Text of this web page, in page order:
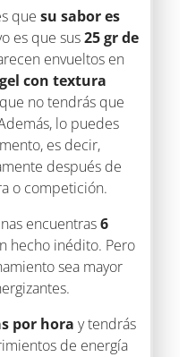
quesu sabor es
es que sus25 gr de
envueltos en
con textura
no tendrás que
lo puedes
es decir,
después de
o competición.
encuentras6
hecho inédito. Pero
sea mayor
por hora y tendrás
de energía